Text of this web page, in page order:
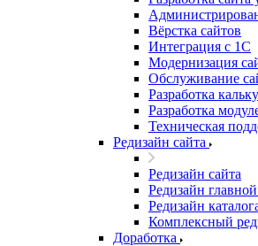
Вёрстка сайтов
Интеграция с 1С
Модернизация
Обслуживание
Разработка
Разработка
Техническая
Редизайн сайта
Редизайн сайта
Редизайн
Редизайн
Комплексный
Доработка